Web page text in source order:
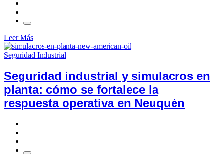
Leer Más
Seguridad Industrial
Seguridad industrial y simulacros en
planta: cómo se fortalece la
respuesta operativa en Neuquén